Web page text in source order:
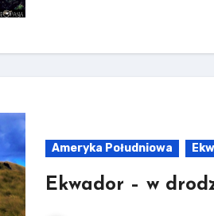
Ameryka Południowa
Ekwador – w